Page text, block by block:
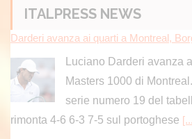
ITALPRESS NEWS
Darderi avanza ai quarti a Montreal,
Luciano Darderi avanza
Masters 1000 di
serie numero 19 del
rimonta 4-6 6-3 7-5 sul portoghese